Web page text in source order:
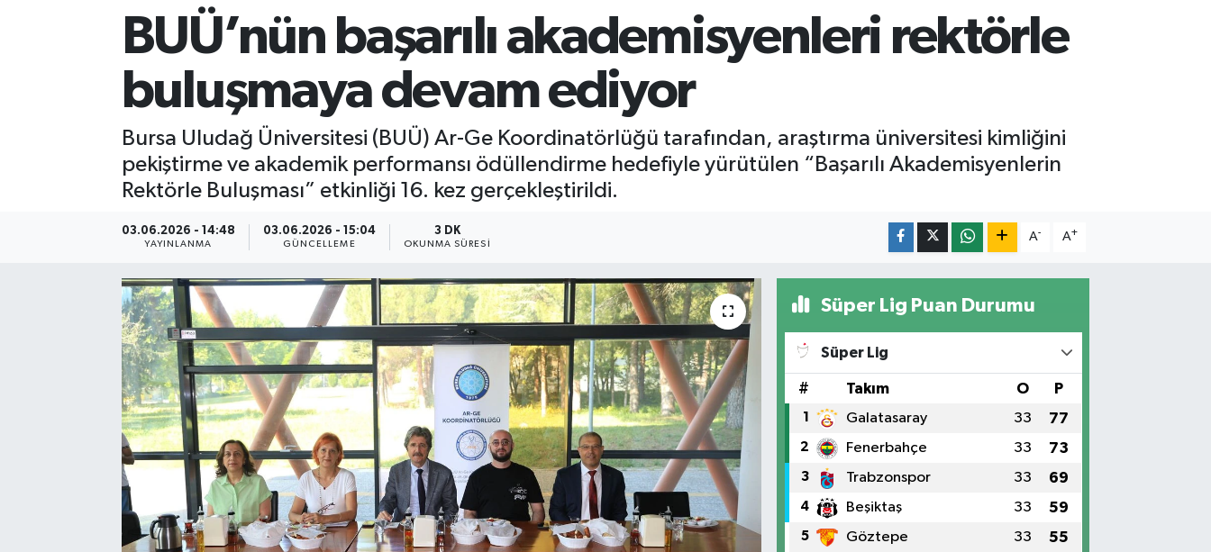
BUÜ’nün başarılı akademisyenleri rektörle
buluşmaya devam ediyor
Bursa Uludağ Üniversitesi (BUÜ) Ar-Ge Koordinatörlüğü tarafından, araştırma üniversitesi kimliğini
pekiştirme ve akademik performansı ödüllendirme hedefiyle yürütülen “Başarılı Akademisyenlerin
Rektörle Buluşması” etkinliği 16. kez gerçekleştirildi.
03.06.2026 - 14:48
YAYINLANMA
03.06.2026 - 15:04
GÜNCELLEME
3 DK
OKUNMA SÜRESI
A- A+
Süper Lig Puan Durumu
Süper Lig
# Takım O P
1 Galatasaray 33 77
2 Fenerbahçe 33 73
3 Trabzonspor 33 69
4 Beşiktaş 33 59
5 Göztepe 33 55